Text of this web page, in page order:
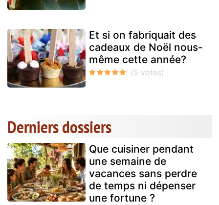
Et si on fabriquait des
cadeaux de Noël nous-
même cette année?
Derniers dossiers
Que cuisiner pendant
une semaine de
vacances sans perdre
de temps ni dépenser
une fortune ?